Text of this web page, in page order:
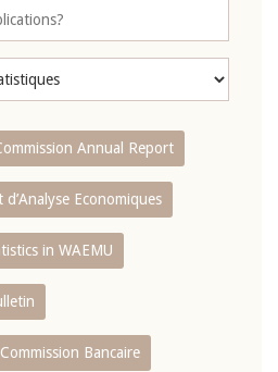
Annual Report
Economiques
in WAEMU
Bancaire